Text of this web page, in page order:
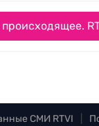
СМИ RTVI